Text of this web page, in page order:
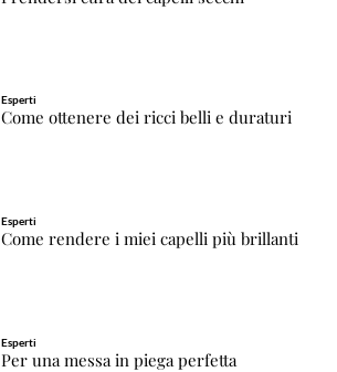
Esperti
Come ottenere dei ricci belli e duraturi
Esperti
Come rendere i miei capelli più brillanti
Esperti
Per una messa in piega perfetta